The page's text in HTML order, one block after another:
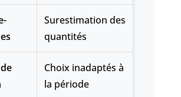
Surestimation des
quantités
Choix inadaptés à
la période